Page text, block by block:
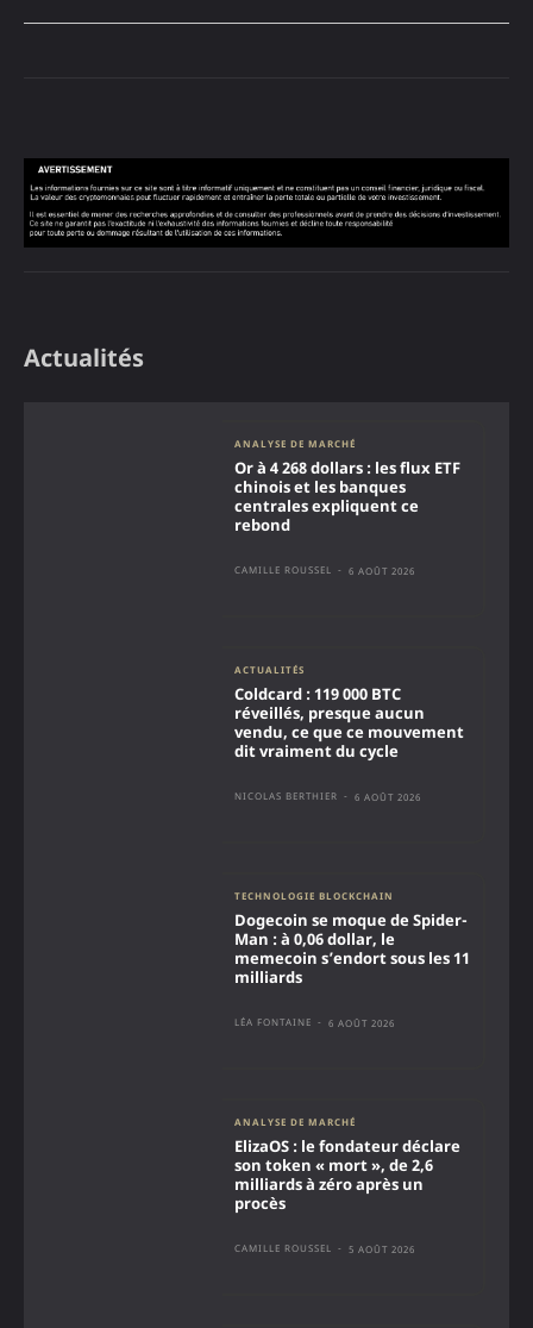
Actualités
ANALYSE DE MARCHÉ
Or à 4 268 dollars : les flux ETF
chinois et les banques
centrales expliquent ce
rebond
CAMILLE ROUSSEL - 6 AOÛT 2026
ACTUALITÉS
Coldcard : 119 000 BTC
réveillés, presque aucun
vendu, ce que ce mouvement
dit vraiment du cycle
NICOLAS BERTHIER - 6 AOÛT 2026
TECHNOLOGIE BLOCKCHAIN
Dogecoin se moque de Spider-
Man : à 0,06 dollar, le
memecoin s’endort sous les 11
milliards
LÉA FONTAINE - 6 AOÛT 2026
ANALYSE DE MARCHÉ
ElizaOS : le fondateur déclare
son token « mort », de 2,6
milliards à zéro après un
procès
CAMILLE ROUSSEL - 5 AOÛT 2026